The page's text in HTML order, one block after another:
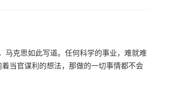
马克思如此写道。任何科学的事业，难就难
当官谋利的想法，那做的一切事情都不会